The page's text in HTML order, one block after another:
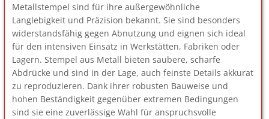
Metallstempel sind für ihre außergewöhnliche
Langlebigkeit und Präzision bekannt. Sie sind besonders
widerstandsfähig gegen Abnutzung und eignen sich ideal
für den intensiven Einsatz in Werkstätten, Fabriken oder
Lagern. Stempel aus Metall bieten saubere, scharfe
Abdrücke und sind in der Lage, auch feinste Details akkurat
zu reproduzieren. Dank ihrer robusten Bauweise und
hohen Beständigkeit gegenüber extremen Bedingungen
sind sie eine zuverlässige Wahl für anspruchsvolle